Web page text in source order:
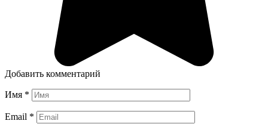
Добавить комментарий
Имя *
Email *